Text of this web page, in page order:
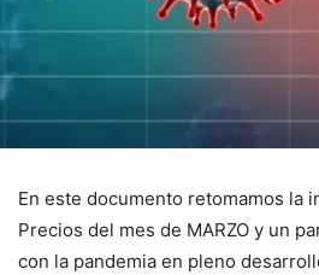
En este documento retomamos la
Precios del mes de MARZO y un
con la pandemia en pleno